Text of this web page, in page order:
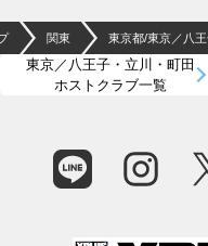
関東 東京都/東京／八
東京／八王子・立川・町田
ホストクラブ一覧